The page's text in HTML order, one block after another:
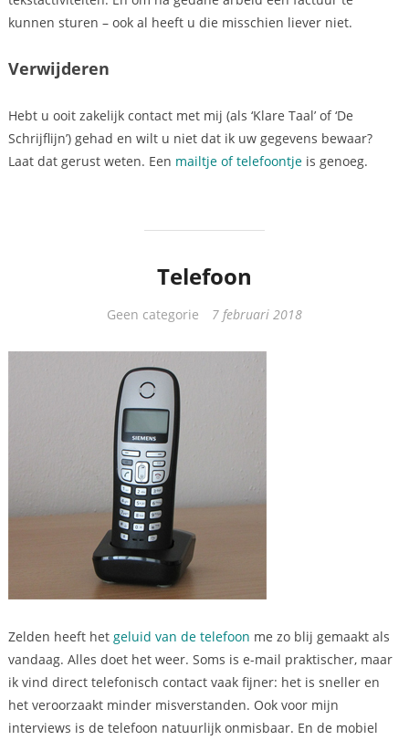
kunnen sturen – ook al heeft u die misschien liever niet.
Verwijderen
Hebt u ooit zakelijk contact met mij (als ‘Klare Taal’ of ‘De
Schrijflijn’) gehad en wilt u niet dat ik uw gegevens bewaar?
Laat dat gerust weten. Een mailtje of telefoontje is genoeg.
Telefoon
Categorieën
Geen categorie 7 februari 2018
Zelden heeft het geluid van de telefoon me zo blij gemaakt als
vandaag. Alles doet het weer. Soms is e-mail praktischer, maar
ik vind direct telefonisch contact vaak fijner: het is sneller en
het veroorzaakt minder misverstanden. Ook voor mijn
interviews is de telefoon natuurlijk onmisbaar. En de mobiel